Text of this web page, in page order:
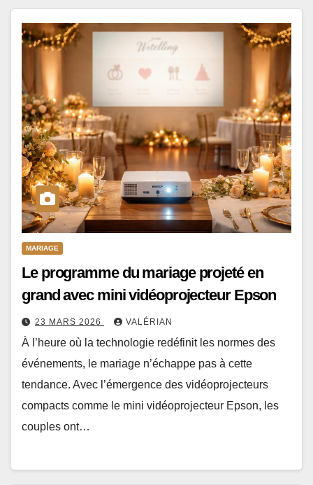
MARIAGE
Le programme du mariage projeté en
grand avec mini vidéoprojecteur Epson
23 MARS 2026 VALÉRIAN
À l’heure où la technologie redéfinit les normes des
événements, le mariage n’échappe pas à cette
tendance. Avec l’émergence des vidéoprojecteurs
compacts comme le mini vidéoprojecteur Epson, les
couples ont…